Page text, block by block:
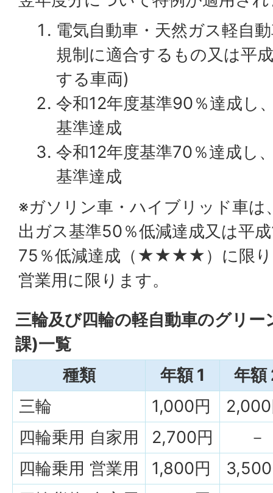
電気自動車・天然ガス軽自
規制に適合するもの又は平
する車両)
令和12年度基準90％達成し
基準達成
令和12年度基準70％達成し
基準達成
※ガソリン車・ハイブリッド車
出ガス基準50％低減達成又は平
75％低減達成（★★★★）に限り
営業用に限ります。
三輪及び四輪の軽自動車のグリー
課)一覧
種類
年額 1
年額
三輪
1,000円
四輪乗用 自家用
2,700円
－
四輪乗用 営業用
1,800円